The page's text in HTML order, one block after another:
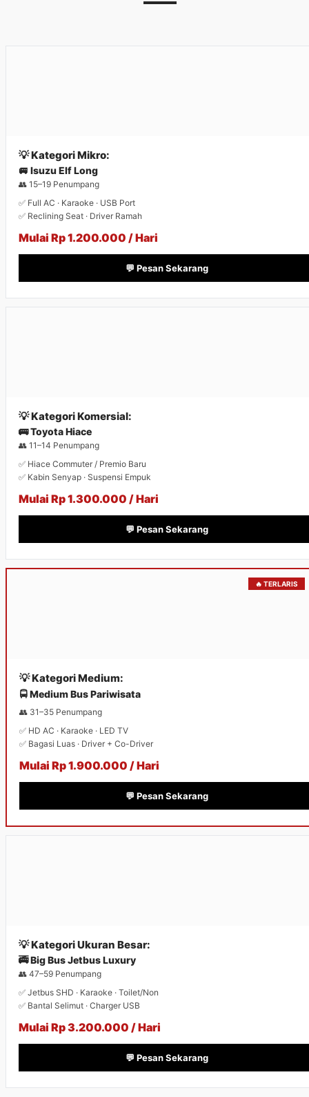
💡 Kategori Mikro:
🚐 Isuzu Elf Long
👥 15–19 Penumpang
✅ Full AC · Karaoke · USB Port
✅ Reclining Seat · Driver Ramah
Mulai Rp 1.200.000 / Hari
💬 Pesan Sekarang
💡 Kategori Komersial:
🚌 Toyota Hiace
👥 11–14 Penumpang
✅ Hiace Commuter / Premio Baru
✅ Kabin Senyap · Suspensi Empuk
Mulai Rp 1.300.000 / Hari
💬 Pesan Sekarang
🔥 TERLARIS
💡 Kategori Medium:
🚍 Medium Bus Pariwisata
👥 31–35 Penumpang
✅ HD AC · Karaoke · LED TV
✅ Bagasi Luas · Driver + Co-Driver
Mulai Rp 1.900.000 / Hari
💬 Pesan Sekarang
💡 Kategori Ukuran Besar:
🚎 Big Bus Jetbus Luxury
👥 47–59 Penumpang
✅ Jetbus SHD · Karaoke · Toilet/Non
✅ Bantal Selimut · Charger USB
Mulai Rp 3.200.000 / Hari
💬 Pesan Sekarang